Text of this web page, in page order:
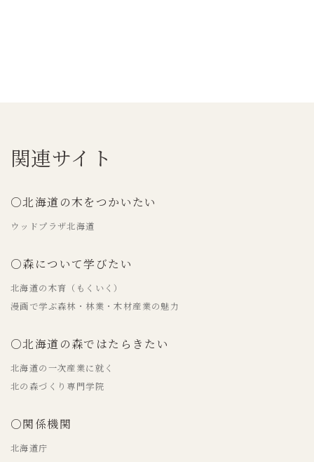
関連サイト
○北海道の木をつかいたい
ウッドプラザ北海道
○森について学びたい
北海道の木育（もくいく）
漫画で学ぶ森林・林業・木材産業の魅力
○北海道の森ではたらきたい
北海道の一次産業に就く
北の森づくり専門学院
○関係機関
北海道庁